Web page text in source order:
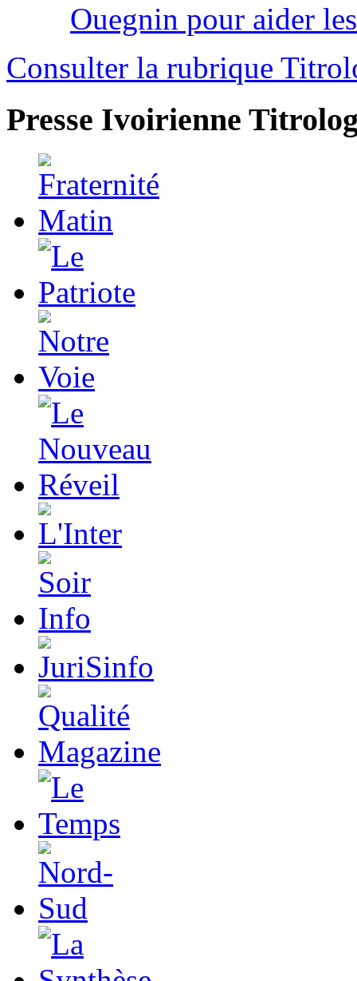
Ouegnin pour aider
Consulter la rubrique
Presse Ivoirienne